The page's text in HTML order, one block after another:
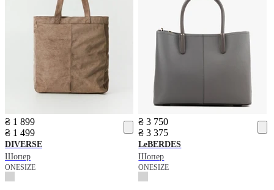
₴ 1 899
₴ 1 499
DIVERSE
Шопер
ONESIZE
₴ 3 750
₴ 3 375
LeBERDES
Шопер
ONESIZE